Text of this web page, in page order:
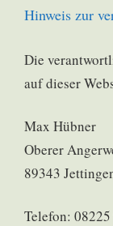
Hinweis zur
Die
auf dieser
Max Hübner
Oberer
89343
Telefon: